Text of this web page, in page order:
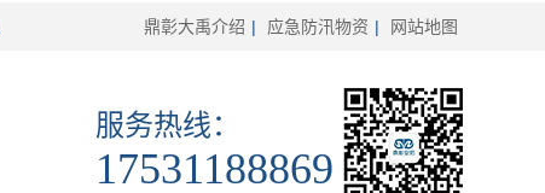
鼎彰大禹介绍 | 应急防汛物资 | 网站地图
服务热线：
17531188869